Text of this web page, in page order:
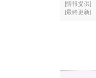
[情報提供]
[最終更新]